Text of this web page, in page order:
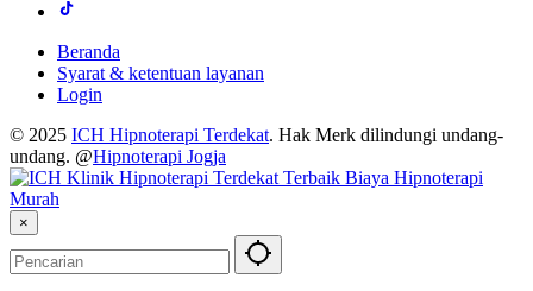
Beranda
Syarat & ketentuan layanan
Login
© 2025 ICH Hipnoterapi Terdekat. Hak Merk dilindungi undang-
undang. @Hipnoterapi Jogja
×